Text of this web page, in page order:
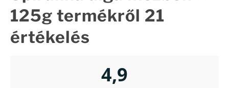
125g termékről 21
értékelés
4,9